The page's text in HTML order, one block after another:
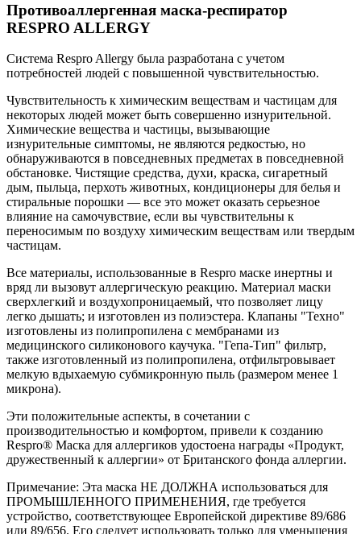
Противоаллергенная маска-респиратор
RESPRO ALLERGY
Система Respro Allergy была разработана с учетом
потребностей людей с повышенной чувствительностью.
Чувствительность к химическим веществам и частицам для
некоторых людей может быть совершенно изнурительной.
Химические вещества и частицы, вызывающие
изнурительные симптомы, не являются редкостью, но
обнаруживаются в повседневных предметах в повседневной
обстановке. Чистящие средства, духи, краска, сигаретный
дым, пыльца, перхоть животных, кондиционеры для белья и
стиральные порошки — все это может оказать серьезное
влияние на самочувствие, если вы чувствительны к
переносимым по воздуху химическим веществам или твердым
частицам.
Все материалы, использованные в Respro маске инертны и
вряд ли вызовут аллергическую реакцию. Материал маски
сверхлегкий и воздухопроницаемый, что позволяет лицу
легко дышать; и изготовлен из полиэстера. Клапаны "Техно"
изготовлены из полипропилена с мембранами из
медицинского силиконового каучука. "Гепа-Тип" фильтр,
также изготовленный из полипропилена, отфильтровывает
мелкую вдыхаемую субмикронную пыль (размером менее 1
микрона).
Эти положительные аспекты, в сочетании с
производительностью и комфортом, привели к созданию
Respro® Маска для аллергиков удостоена награды «Продукт,
дружественный к аллергии» от Британского фонда аллергии.
Примечание: Эта маска НЕ ДОЛЖНА использоваться для
ПРОМЫШЛЕННОГО ПРИМЕНЕНИЯ, где требуется
устройство, соответствующее Европейской директиве 89/686
или 89/656. Его следует использовать только для уменьшения